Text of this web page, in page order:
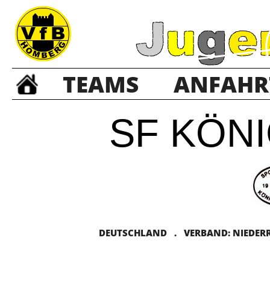
TEAMS
SF
DEUTSCHLAND . VERBAND: